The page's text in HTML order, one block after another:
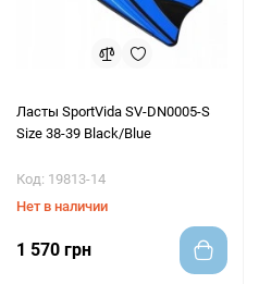
Ласты SportVida SV-DN0005-S
Size 38-39 Black/Blue
Код: 19813-14
Нет в наличии
1 570 грн